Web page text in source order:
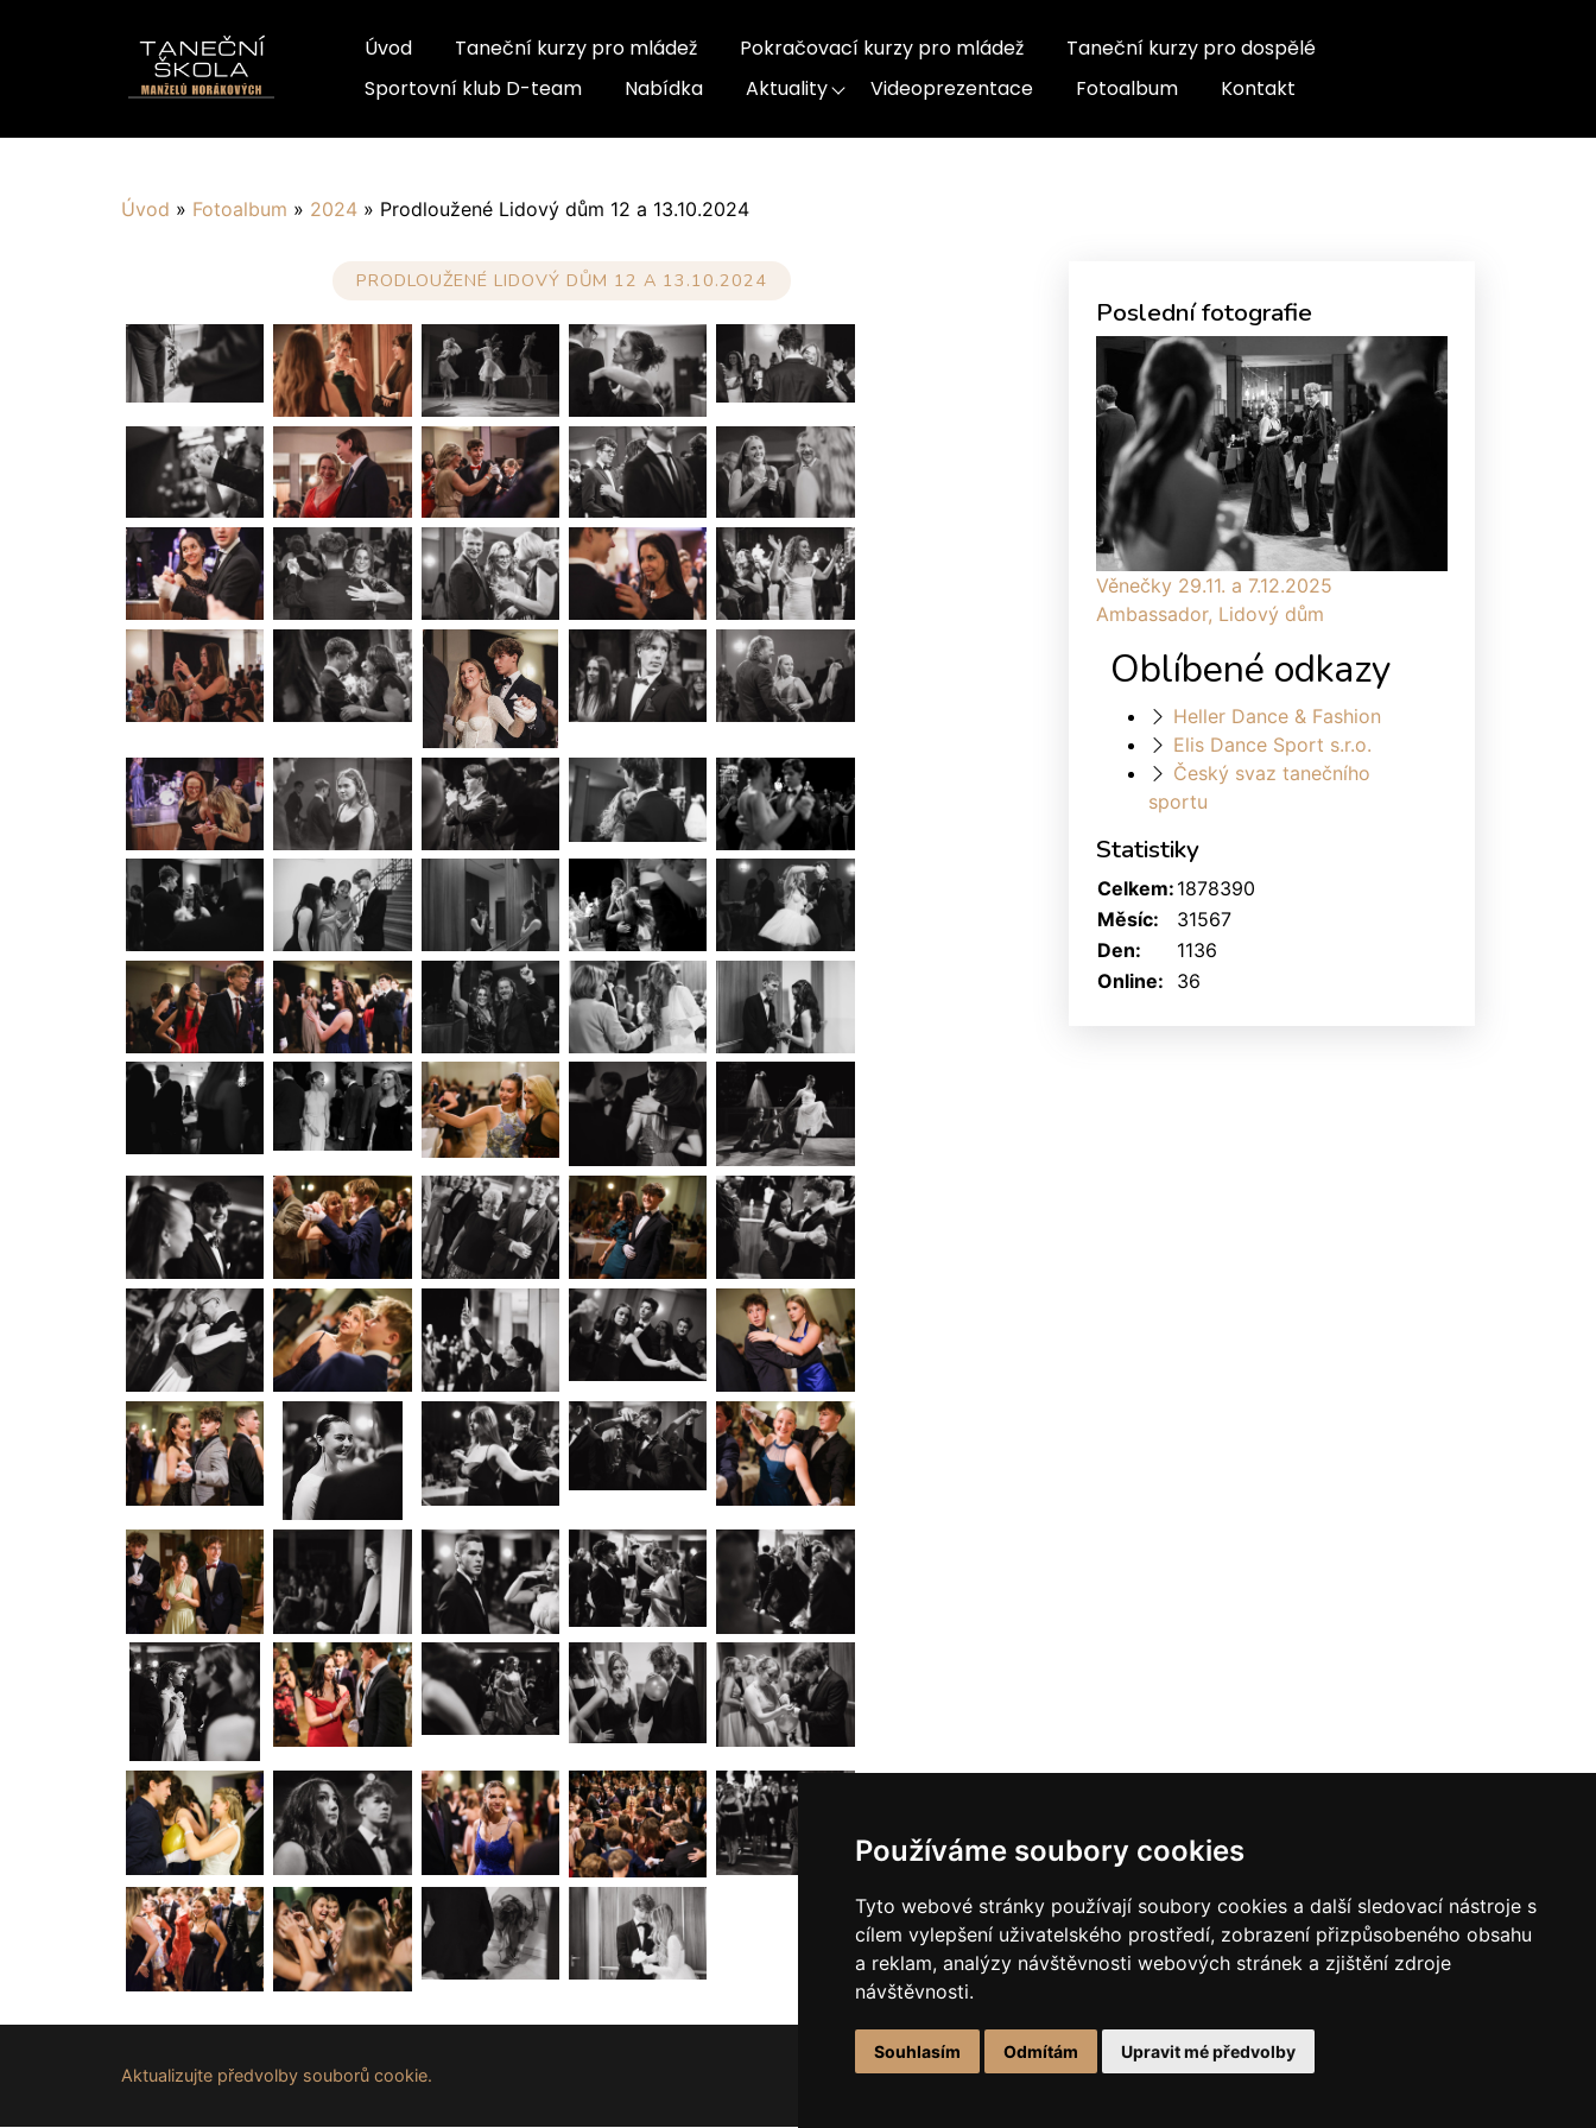
Používáme soubory cookies
Tyto webové stránky používají soubory cookies a další sledovací nástroje s
cílem vylepšení uživatelského prostředí, zobrazení přizpůsobeného obsahu
a reklam, analýzy návštěvnosti webových stránek a zjištění zdroje
návštěvnosti.
Souhlasím Odmítám Upravit mé předvolby
Úvod Taneční kurzy pro mládež Pokračovací kurzy pro mládež
Taneční kurzy pro dospělé
Sportovní klub D-team
Nabídka Aktuality Videoprezentace Fotoalbum Kontakt
Úvod » Fotoalbum » 2024 » Prodloužené Lidový dům 12 a 13.10.2024
PRODLOUŽENÉ LIDOVÝ DŮM 12 A 13.10.2024
Poslední fotografie
Věnečky 29.11. a 7.12.2025
Ambassador, Lidový dům
Oblíbené odkazy
Heller Dance & Fashion
Elis Dance Sport s.r.o.
Český svaz tanečního
sportu
Statistiky
Online: 36
Celkem: 1878390
Měsíc:
31567
Den:
1136
Aktualizujte předvolby souborů cookie.